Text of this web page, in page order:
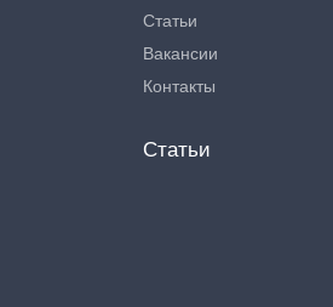
Статьи
Вакансии
Контакты
Статьи